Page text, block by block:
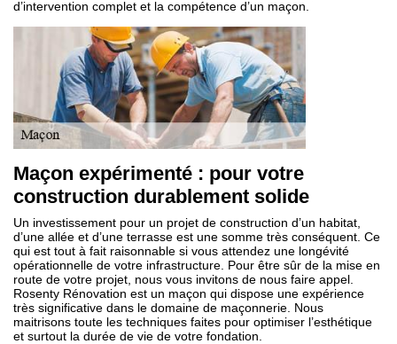
d’intervention complet et la compétence d’un maçon.
Maçon expérimenté : pour votre
construction durablement solide
Un investissement pour un projet de construction d’un habitat,
d’une allée et d’une terrasse est une somme très conséquent. Ce
qui est tout à fait raisonnable si vous attendez une longévité
opérationnelle de votre infrastructure. Pour être sûr de la mise en
route de votre projet, nous vous invitons de nous faire appel.
Rosenty Rénovation est un maçon qui dispose une expérience
très significative dans le domaine de maçonnerie. Nous
maitrisons toute les techniques faites pour optimiser l’esthétique
et surtout la durée de vie de votre fondation.